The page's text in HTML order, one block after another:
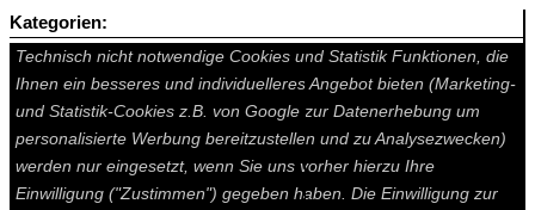
Auf dieser Seite werden technisch notwendige Cookies gesetzt.
Technisch nicht notwendige Cookies und Statistik Funktionen, die
Ihnen ein besseres und individuelleres Angebot bieten (Marketing-
und Statistik-Cookies z.B. von Google zur Datenerhebung um
personalisierte Werbung bereitzustellen und zu Analysezwecken)
werden nur eingesetzt, wenn Sie uns vorher hierzu Ihre
Einwilligung ("Zustimmen") gegeben haben. Die Einwilligung zur
Kategorien: